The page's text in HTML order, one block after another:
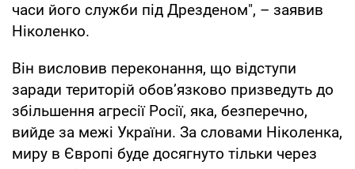
часи його служби під Дрезденом", – заявив
Ніколенко.
Він висловив переконання, що відступи
заради територій обов’язково призведуть до
збільшення агресії Росії, яка, безперечно,
вийде за межі України. За словами Ніколенка,
миру в Європі буде досягнуто тільки через